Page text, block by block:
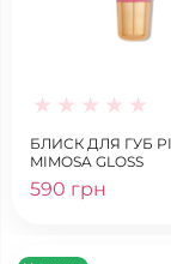
БЛИСК ДЛЯ ГУБ
MIMOSA GLOSS
590 грн